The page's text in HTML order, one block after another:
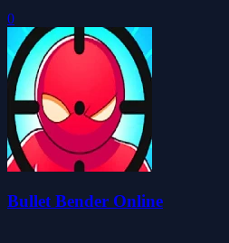
0
Bullet Bender Online